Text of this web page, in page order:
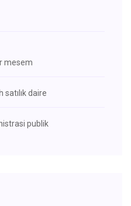
mesem
daire
publik